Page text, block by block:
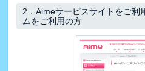
2．Aimeサービスサイトをご利
ムをご利用の方